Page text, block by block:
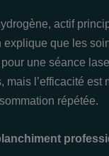
actif
que les
une séance
mais l’efficacité
répétée.